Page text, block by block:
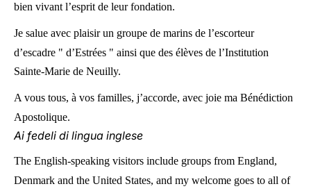
bien vivant l’esprit de leur fondation.
Je salue avec plaisir un groupe de marins de l’escorteur
d’escadre " d’Estrées " ainsi que des élèves de l’Institution
Sainte-Marie de Neuilly.
A vous tous, à vos familles, j’accorde, avec joie ma Bénédiction
Apostolique.
Ai fedeli di lingua inglese
The English-speaking visitors include groups from England,
Denmark and the United States, and my welcome goes to all of